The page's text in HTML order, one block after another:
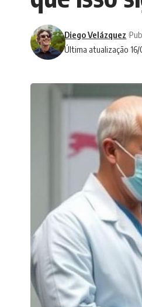
Última atualização 16/
Diego Velázquez